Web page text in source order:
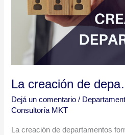
La creación de
Dejá un comentario /
Consultoría MKT
La creación de departamentos